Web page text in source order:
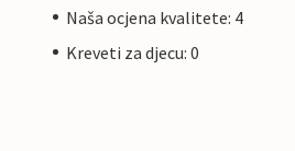
Naša ocjena kvalitete: 4
Kreveti za djecu: 0